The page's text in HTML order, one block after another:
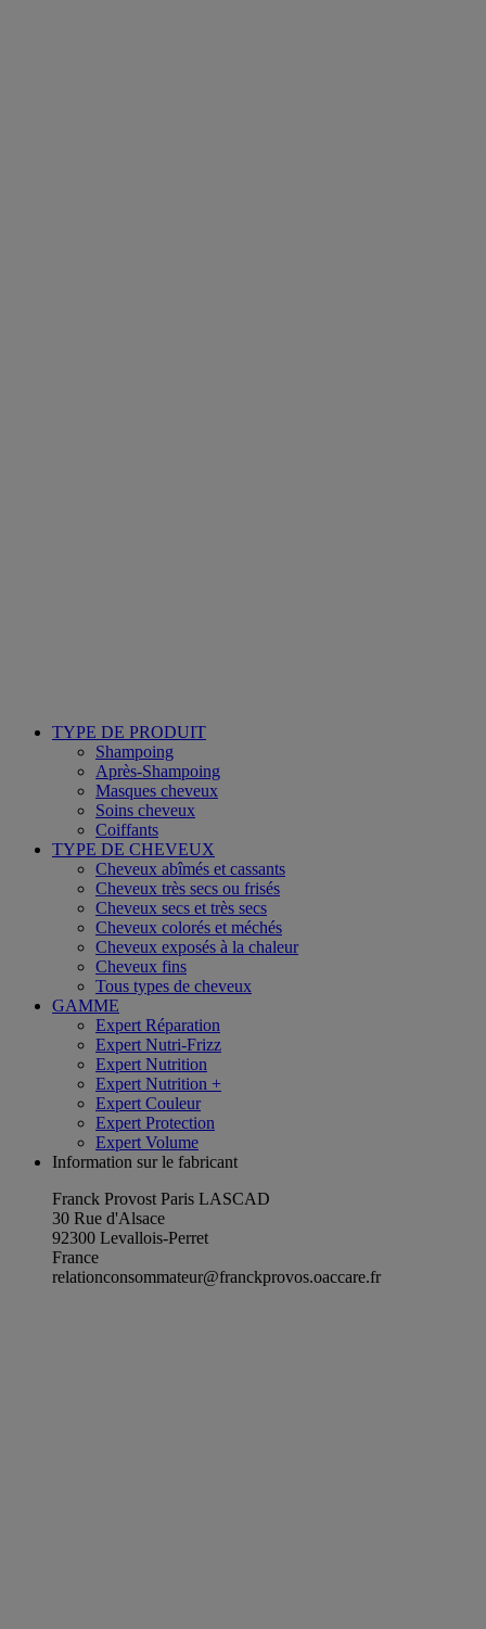
TYPE DE PRODUIT
Shampoing
Après-Shampoing
Masques cheveux
Soins cheveux
Coiffants
TYPE DE CHEVEUX
Cheveux abîmés et cassants
Cheveux très secs ou frisés
Cheveux secs et très secs
Cheveux colorés et méchés
Cheveux exposés à la chaleur
Cheveux fins
Tous types de cheveux
GAMME
Expert Réparation
Expert Nutri-Frizz
Expert Nutrition
Expert Nutrition +
Expert Couleur
Expert Protection
Expert Volume
Information sur le fabricant
Franck Provost Paris LASCAD
30 Rue d'Alsace
92300 Levallois-Perret
France
relationconsommateur@franckprovos.oaccare.fr